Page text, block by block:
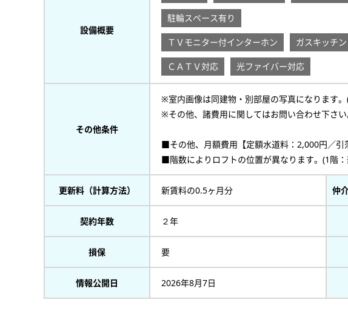
設備概要
駐輪スペース有り
ＴＶモニター付インターホン ガスキッチン
ＣＡＴＶ対応 光ファイバー対応
その他条件
※室内画像は同建物・別部屋の写真になります
※その他、諸費用に関してはお問い合わせ下さい
■その他、月額費用【定額水道料：2,000円／引
■階数によりロフトの位置が異なります。(1階
更新料（計算方法） 新賃料の0.5ヶ月分 仲
契約年数 ２年
損保 要
情報公開日 2026年8月7日